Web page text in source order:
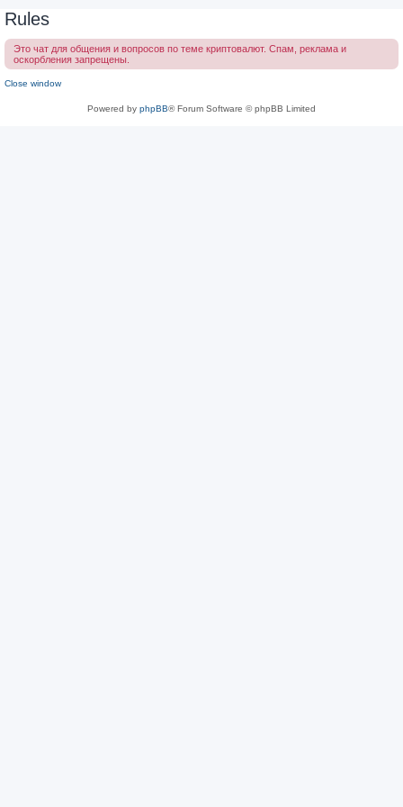
Rules
Это чат для общения и вопросов по теме криптовалют. Спам, реклама и
оскорбления запрещены.
Close window
Powered by phpBB® Forum Software © phpBB Limited